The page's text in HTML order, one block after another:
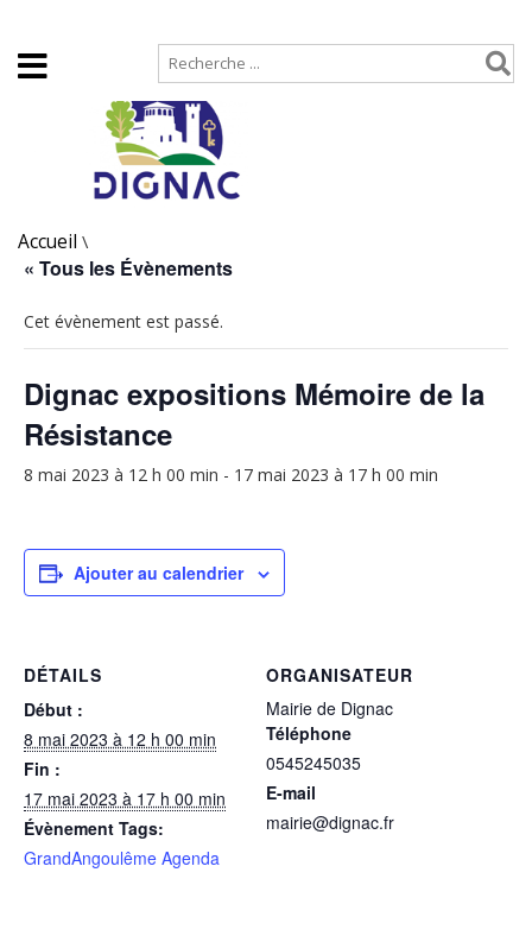
Accueil \
« Tous les Évènements
Cet évènement est passé.
Dignac expositions Mémoire de la
Résistance
8 mai 2023 à 12 h 00 min - 17 mai 2023 à 17 h 00 min
Ajouter au calendrier
DÉTAILS
Début :
8 mai 2023 à 12 h 00 min
Fin :
17 mai 2023 à 17 h 00 min
Évènement Tags:
GrandAngoulême Agenda
ORGANISATEUR
Mairie de Dignac
Téléphone
0545245035
E-mail
mairie@dignac.fr